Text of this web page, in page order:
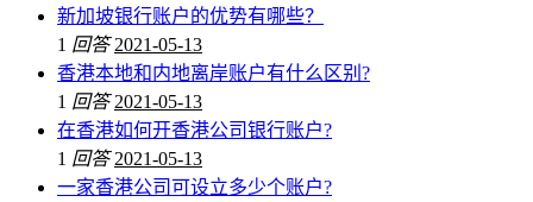
新加坡银行账户的优势有哪些？
1 回答 2021-05-13
香港本地和内地离岸账户有什么区别?
1 回答 2021-05-13
在香港如何开香港公司银行账户?
1 回答 2021-05-13
一家香港公司可设立多少个账户?